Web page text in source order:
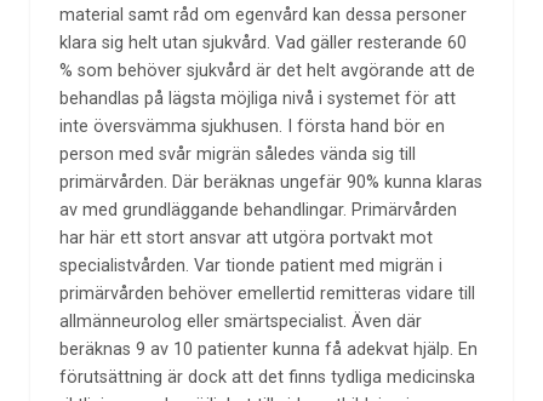
material samt råd om egenvård kan dessa personer
klara sig helt utan sjukvård. Vad gäller resterande 60
% som behöver sjukvård är det helt avgörande att de
behandlas på lägsta möjliga nivå i systemet för att
inte översvämma sjukhusen. I första hand bör en
person med svår migrän således vända sig till
primärvården. Där beräknas ungefär 90% kunna klaras
av med grundläggande behandlingar. Primärvården
har här ett stort ansvar att utgöra portvakt mot
specialistvården. Var tionde patient med migrän i
primärvården behöver emellertid remitteras vidare till
allmänneurolog eller smärtspecialist. Även där
beräknas 9 av 10 patienter kunna få adekvat hjälp. En
förutsättning är dock att det finns tydliga medicinska